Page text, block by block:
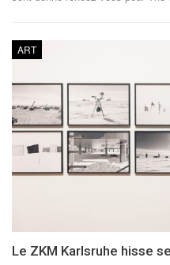
ART
Le ZKM Karlsruhe hisse